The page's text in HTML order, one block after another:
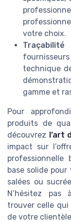
votre choix.
technique
gamme et
Pour
produits de
découvrez l’art
impact sur
professionnelle
base solide
salées ou
N’hésitez pas
trouver celle
de votre